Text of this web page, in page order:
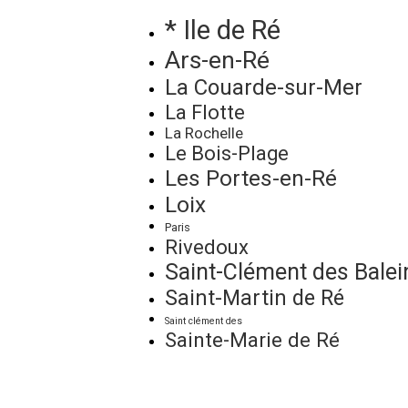
* Ile de Ré
Ars-en-Ré
La Couarde-sur-Mer
La Flotte
La Rochelle
Le Bois-Plage
Les Portes-en-Ré
Loix
Paris
Rivedoux
Saint-Clément des
Saint-Martin de Ré
Saint clément des
Sainte-Marie de Ré